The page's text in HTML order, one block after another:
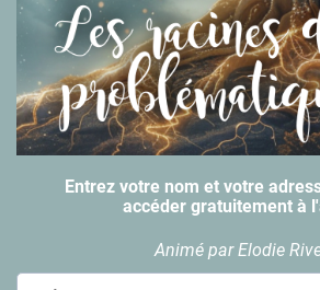
Entrez votre nom et votre
accéder gratuitement à
Animé par Elodie